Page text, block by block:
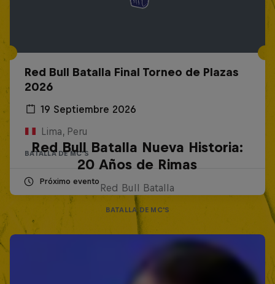
Red Bull Batalla Final Torneo de Plazas
2026
19 Septiembre 2026
Lima, Peru
BATALLA DE MC'S
Próximo evento
Red Bull Batalla Nueva Historia:
20 Años de Rimas
Red Bull Batalla
BATALLA DE MC'S